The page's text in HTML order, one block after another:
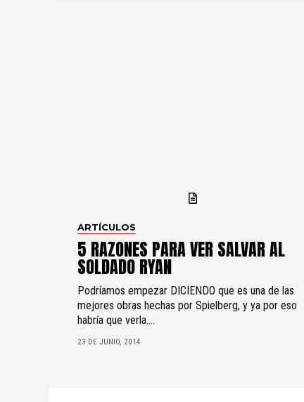
ARTÍCULOS
5 RAZONES PARA VER SALVAR AL
SOLDADO RYAN
Podríamos empezar DICIENDO que es una de las
mejores obras hechas por Spielberg, y ya por eso
habría que verla....
23 DE JUNIO, 2014